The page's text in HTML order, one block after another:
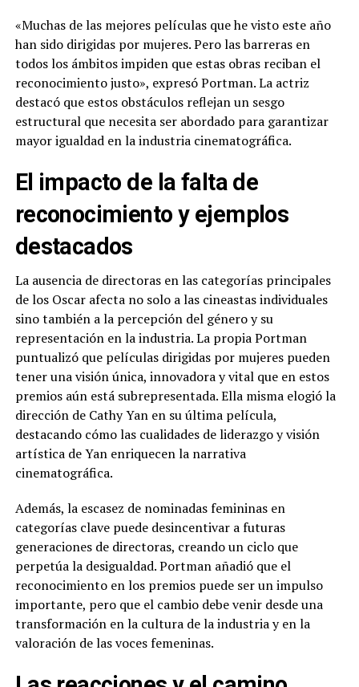
«Muchas de las mejores películas que he visto este año
han sido dirigidas por mujeres. Pero las barreras en
todos los ámbitos impiden que estas obras reciban el
reconocimiento justo», expresó Portman. La actriz
destacó que estos obstáculos reflejan un sesgo
estructural que necesita ser abordado para garantizar
mayor igualdad en la industria cinematográfica.
El impacto de la falta de
reconocimiento y ejemplos
destacados
La ausencia de directoras en las categorías principales
de los Oscar afecta no solo a las cineastas individuales
sino también a la percepción del género y su
representación en la industria. La propia Portman
puntualizó que películas dirigidas por mujeres pueden
tener una visión única, innovadora y vital que en estos
premios aún está subrepresentada. Ella misma elogió la
dirección de Cathy Yan en su última película,
destacando cómo las cualidades de liderazgo y visión
artística de Yan enriquecen la narrativa
cinematográfica.
Además, la escasez de nominadas femininas en
categorías clave puede desincentivar a futuras
generaciones de directoras, creando un ciclo que
perpetúa la desigualdad. Portman añadió que el
reconocimiento en los premios puede ser un impulso
importante, pero que el cambio debe venir desde una
transformación en la cultura de la industria y en la
valoración de las voces femeninas.